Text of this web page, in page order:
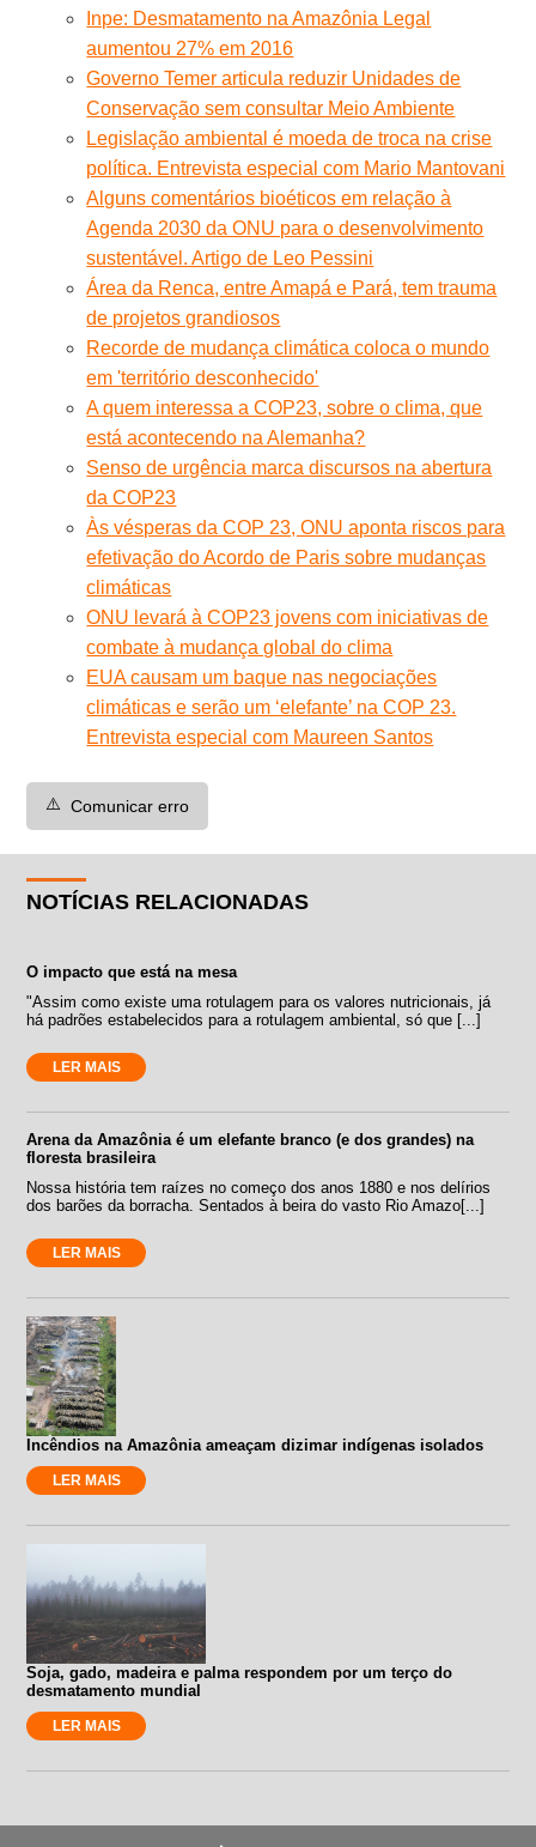
Inpe: Desmatamento na Amazônia Legal
aumentou 27% em 2016
Governo Temer articula reduzir Unidades de
Conservação sem consultar Meio Ambiente
Legislação ambiental é moeda de troca na crise
política. Entrevista especial com Mario Mantovani
Alguns comentários bioéticos em relação à
Agenda 2030 da ONU para o desenvolvimento
sustentável. Artigo de Leo Pessini
Área da Renca, entre Amapá e Pará, tem trauma
de projetos grandiosos
Recorde de mudança climática coloca o mundo
em 'território desconhecido'
A quem interessa a COP23, sobre o clima, que
está acontecendo na Alemanha?
Senso de urgência marca discursos na abertura
da COP23
Às vésperas da COP 23, ONU aponta riscos para
efetivação do Acordo de Paris sobre mudanças
climáticas
ONU levará à COP23 jovens com iniciativas de
combate à mudança global do clima
EUA causam um baque nas negociações
climáticas e serão um ‘elefante’ na COP 23.
Entrevista especial com Maureen Santos
⚠️ Comunicar erro
NOTÍCIAS RELACIONADAS
O impacto que está na mesa
"Assim como existe uma rotulagem para os valores nutricionais, já
há padrões estabelecidos para a rotulagem ambiental, só que [...]
LER MAIS
Arena da Amazônia é um elefante branco (e dos grandes) na
floresta brasileira
Nossa história tem raízes no começo dos anos 1880 e nos delírios
dos barões da borracha. Sentados à beira do vasto Rio Amazo[...]
LER MAIS
Incêndios na Amazônia ameaçam dizimar indígenas isolados
LER MAIS
Soja, gado, madeira e palma respondem por um terço do
desmatamento mundial
LER MAIS